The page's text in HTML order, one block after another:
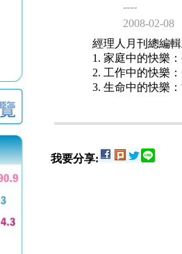
----
2008-02-08
經理人月刊總編
1. 家庭中的快樂
2. 工作中的快樂
3. 生命中的快樂
我要分享: